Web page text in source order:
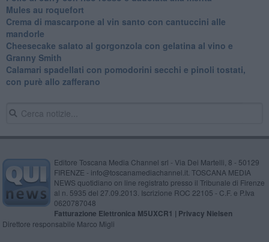
Mules au roquefort
Crema di mascarpone al vin santo con cantuccini alle
mandorle
Cheesecake salato al gorgonzola con gelatina al vino e
Granny Smith
Calamari spadellati con pomodorini secchi e pinoli tostati,
con purè allo zafferano
Editore Toscana Media Channel srl - Via Dei Martelli, 8 - 50129
FIRENZE - info@toscanamediachannel.it. TOSCANA MEDIA
NEWS quotidiano on line registrato presso il Tribunale di Firenze
al n. 5935 del 27.09.2013. Iscrizione ROC 22105 - C.F. e P.Iva
0620787048
Fatturazione Elettronica M5UXCR1 | Privacy Nielsen
Direttore responsabile Marco Migli